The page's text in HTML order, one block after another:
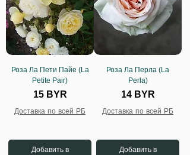
Роза Ла Пети Пайе (La
Petite Pair)
Цена
15 BYR
Доставка по всей РБ
Добавить в
Роза Ла Перла (La
Perla)
Цена
14 BYR
Доставка по всей РБ
Добавить в